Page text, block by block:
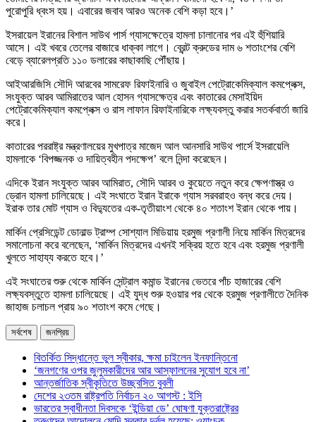
পুরোপুরি ধ্বংস হয়। এবারের জবাব আরও অনেক বেশি কড়া হবে।’
ইসরায়েল ইরানের বিশাল সাউথ পার্স গ্যাসক্ষেত্রে হামলা চালানোর পর এই হুঁশিয়ারি
আসে। এই খবরে তেলের বাজারে ধাক্কা লাগে। ব্রেন্ট ক্রুডের দাম ৬ শতাংশের বেশি
বেড়ে ব্যারেলপ্রতি ১১০ ডলারের কাছাকাছি পৌঁছায়।
আইআরজিসি সৌদি আরবের সামরেফ রিফাইনারি ও জুবাইল পেট্রোকেমিক্যাল কমপ্লেক্স,
সংযুক্ত আরব আমিরাতের আল হোসন গ্যাসক্ষেত্র এবং কাতারের মেসাইয়িদ
পেট্রোকেমিক্যাল কমপ্লেক্স ও রাস লাফান রিফাইনারিকে লক্ষ্যবস্তু করার সতর্কবার্তা জারি
করে।
কাতারের পররাষ্ট্র মন্ত্রণালয়ের মুখপাত্র মাজেদ আল আনসারি সাউথ পার্সে ইসরায়েলি
হামলাকে ‘বিপজ্জনক ও দায়িত্বহীন পদক্ষেপ’ বলে নিন্দা করেছেন।
এদিকে ইরান সংযুক্ত আরব আমিরাত, সৌদি আরব ও কুয়েতে নতুন করে ক্ষেপণাস্ত্র ও
ড্রোন হামলা চালিয়েছে। এই সংঘাতে ইরান ইরাকে গ্যাস সরবরাহও বন্ধ করে দেয়।
ইরাক তার মোট গ্যাস ও বিদ্যুতের এক-তৃতীয়াংশ থেকে ৪০ শতাংশ ইরান থেকে পায়।
মার্কিন প্রেসিডেন্ট ডোনাল্ড ট্রাম্প সোশ্যাল মিডিয়ায় হরমুজ প্রণালী নিয়ে মার্কিন মিত্রদের
সমালোচনা করে বলেছেন, ‘মার্কিন মিত্রদের এখনই সক্রিয় হতে হবে এবং হরমুজ প্রণালী
খুলতে সাহায্য করতে হবে।’
এই সংঘাতের শুরু থেকে মার্কিন সেন্ট্রাল কমান্ড ইরানের ভেতরে পাঁচ হাজারের বেশি
লক্ষ্যবস্তুতে হামলা চালিয়েছে। এই যুদ্ধ শুরু হওয়ার পর থেকে হরমুজ প্রণালীতে দৈনিক
জাহাজ চলাচল প্রায় ৯০ শতাংশ কমে গেছে।
সর্বশেষ জনপ্রিয়
বিতর্কিত সিদ্ধান্তে ভুল স্বীকার, ক্ষমা চাইলেন ইনফান্তিনো
‘জনগণের ওপর জুলুমকারীদের আর আস্ফালনের সুযোগ হবে না’
আন্তর্জাতিক স্বীকৃতিতে উচ্ছ্বসিত বুবলী
দেশের ২৩তম রাষ্ট্রপতি নির্বাচন ২০ আগস্ট : ইসি
ভারতের স্বাধীনতা দিবসকে ‘ইন্ডিয়া ডে’ ঘোষণা যুক্তরাষ্ট্রের